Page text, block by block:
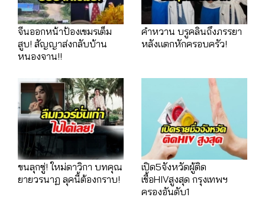
จีนออกหน้าป้องเขมรเต็ม
สูบ! สัญญาส่งกลับบ้าน
หนองจาน!!
คำหวาน บรูคลินถึงภรรยา
หลังแตกหักครอบครัว!
ขนลุกซู่! ใหม่ดาวิกา บทคุณ
ยายวรนาฏ ลุคนี้ต้องกราบ!
เปิด5จังหวัดผู้ติด
เชื้อHIVสูงสุด กรุงเทพฯ
ครองอันดับ1